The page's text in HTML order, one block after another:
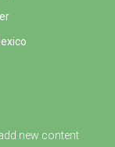
new content